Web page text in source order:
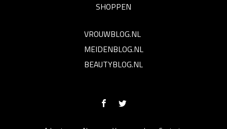
SHOPPEN
VROUWBLOG.NL
MEIDENBLOG.NL
BEAUTYBLOG.NL